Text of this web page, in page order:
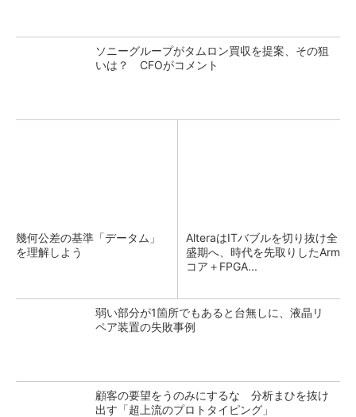
ソニーグループがタムロン買収を提案、その狙
いは？ CFOがコメント
幾何公差の基準「データム」
を理解しよう
AlteraはITバブルを切り抜け全
盛期へ、時代を先取りしたArm
コア＋FPGA...
弱い部分が1箇所でもあると台無しに、液晶リ
ペア装置の失敗事例
顧客の要望をうのみにするな 分析まひを抜け
出す「超上流のプロトタイピング」